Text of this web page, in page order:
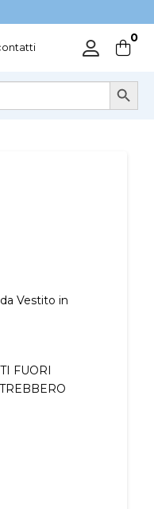
0
Search Button
Vestito in
FUORI